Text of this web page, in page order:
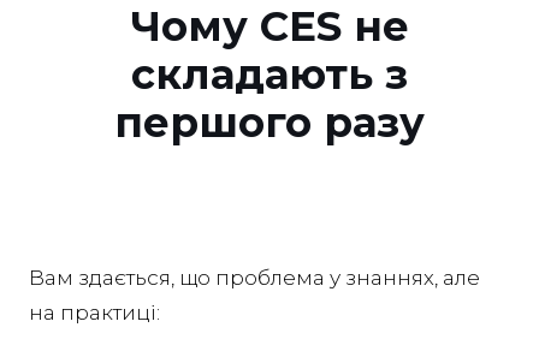
Чому CES не
складають з
першого разу
Вам здається, що проблема у знаннях, але
на практиці: